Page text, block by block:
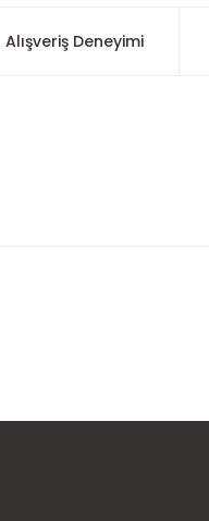
Alışveriş Deneyimi